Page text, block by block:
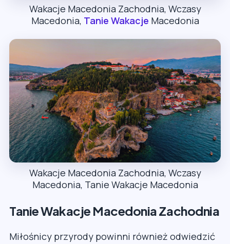
Wakacje Macedonia Zachodnia, Wczasy
Macedonia, Tanie Wakacje Macedonia
Wakacje Macedonia Zachodnia, Wczasy
Macedonia, Tanie Wakacje Macedonia
Tanie Wakacje Macedonia Zachodnia
Miłośnicy przyrody powinni również odwiedzić